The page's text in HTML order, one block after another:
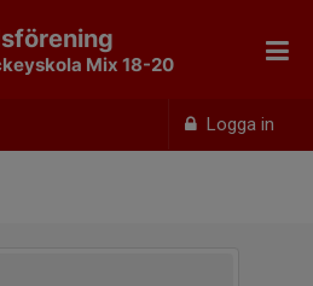
Logga in
Mix 18-20